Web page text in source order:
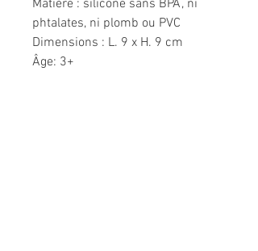
Matière : silicone sans BPA, ni
phtalates, ni plomb ou PVC
Dimensions : L. 9 x H. 9 cm
Âge: 3+